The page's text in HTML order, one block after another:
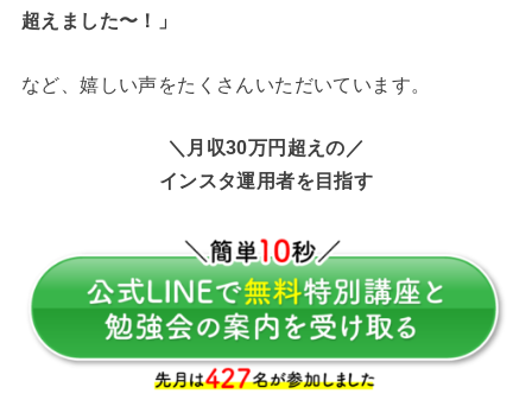
超えました〜！
」
など、嬉しい声をたくさんいただいています。
＼月収30万円超えの／
インスタ運用者を目指す